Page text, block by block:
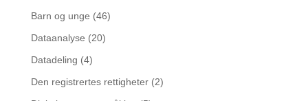
Barn og unge (46)
Dataanalyse (20)
Datadeling (4)
Den registrertes rettigheter(2)